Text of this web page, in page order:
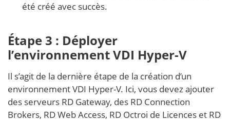
été créé avec succès.
Étape 3 : Déployer
l’environnement VDI Hyper-V
Il s’agit de la dernière étape de la création d’un
environnement VDI Hyper-V. Ici, vous devez ajouter
des serveurs RD Gateway, des RD Connection
Brokers, RD Web Access, RD Octroi de Licences et RD